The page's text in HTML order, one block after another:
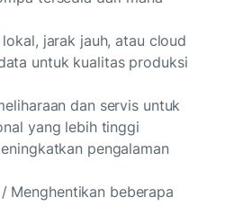
jarak jauh, atau cloud
untuk kualitas produksi
dan servis untuk
yang lebih tinggi
pengalaman
Menghentikan beberapa